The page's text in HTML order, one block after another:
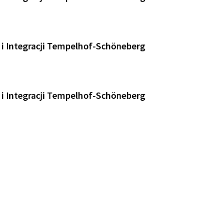
Integracji Tempelhof-Schöneberg
Integracji Tempelhof-Schöneberg